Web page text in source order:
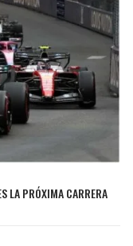
LA PRÓXIMA CARRERA